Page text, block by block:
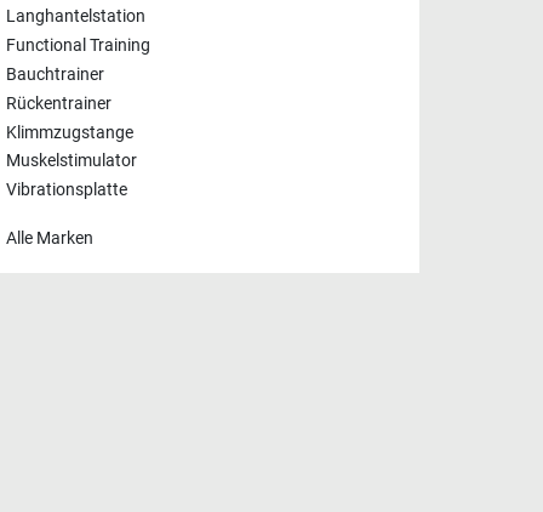
Langhantelstation
Functional Training
Bauchtrainer
Rückentrainer
Klimmzugstange
Muskelstimulator
Vibrationsplatte
Alle Marken